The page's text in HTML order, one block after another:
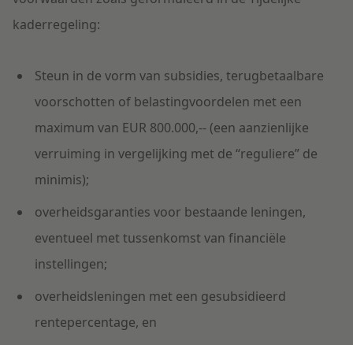
kaderregeling:
Steun in de vorm van subsidies, terugbetaalbare
voorschotten of belastingvoordelen met een
maximum van EUR 800.000,-- (een aanzienlijke
verruiming in vergelijking met de “reguliere” de
minimis);
overheidsgaranties voor bestaande leningen,
eventueel met tussenkomst van financiële
instellingen;
overheidsleningen met een gesubsidieerd
rentepercentage, en